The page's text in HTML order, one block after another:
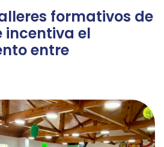
formativos de
incentiva el
entre